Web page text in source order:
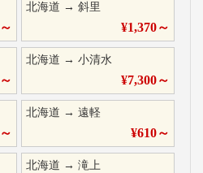
～
北海道 →斜里
¥1,370～
～
北海道 →小清水
¥7,300～
～
北海道 →遠軽
¥610～
北海道 →滝上